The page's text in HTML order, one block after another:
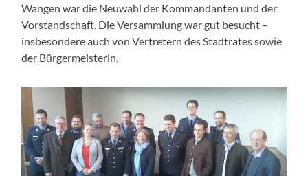
Wangen war die Neuwahl der Kommandanten und der
Vorstandschaft. Die Versammlung war gut besucht –
insbesondere auch von Vertretern des Stadtrates sowie
der Bürgermeisterin.